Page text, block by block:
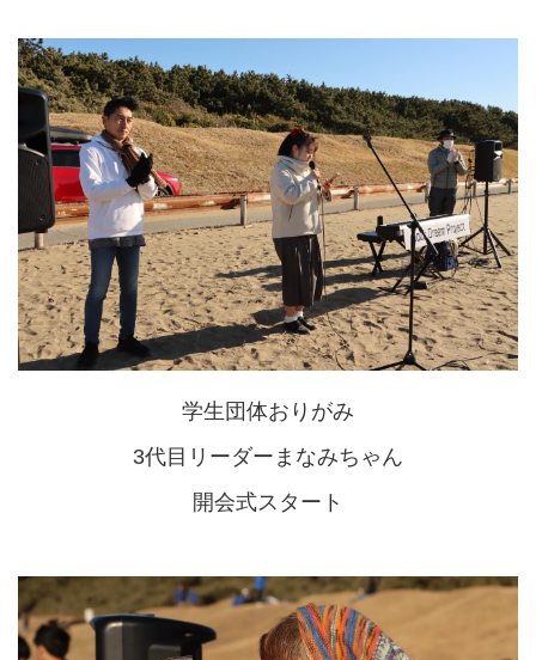
学生団体おりがみ
3代目リーダーまなみちゃん
開会式スタート